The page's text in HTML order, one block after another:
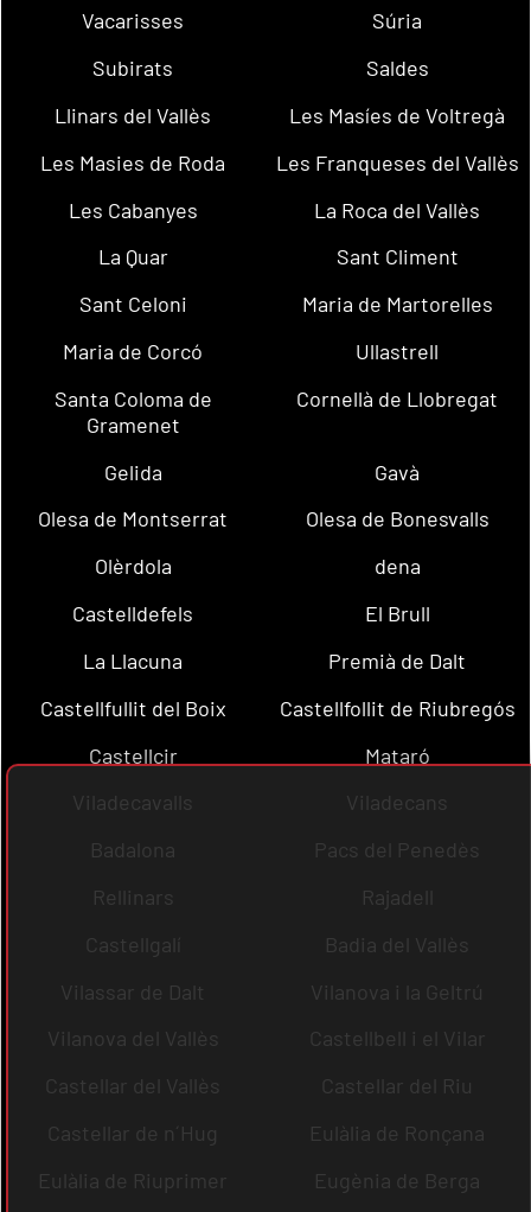
Vacarisses
Súria
Subirats
Saldes
Llinars del Vallès
Les Masíes de Voltregà
Les Masies de Roda
Les Franqueses del Vallès
Les Cabanyes
La Roca del Vallès
La Quar
Sant Climent
Sant Celoni
Maria de Martorelles
Maria de Corcó
Ullastrell
Santa Coloma de
Gramenet
Cornellà de Llobregat
Gelida
Gavà
Olesa de Montserrat
Olesa de Bonesvalls
Olèrdola
dena
Castelldefels
El Brull
La Llacuna
Premià de Dalt
Castellfullit del Boix
Castellfollit de Riubregós
Castellcir
Mataró
Viladecavalls
Viladecans
Badalona
Pacs del Penedès
Rellinars
Rajadell
Castellgalí
Badia del Vallès
Vilassar de Dalt
Vilanova i la Geltrú
Vilanova del Vallès
Castellbell i el Vilar
Castellar del Vallès
Castellar del Riu
Castellar de n´Hug
Eulàlia de Ronçana
Eulàlia de Riuprimer
Eugènia de Berga